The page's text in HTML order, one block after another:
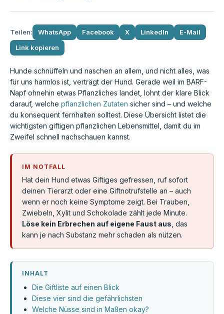
Teilen: WhatsApp Facebook X LinkedIn
E-Mail
Link kopieren
Hunde schnüffeln und naschen an allem, und nicht alles, was
für uns harmlos ist, verträgt der Hund. Gerade weil im BARF-
Napf ohnehin etwas Pflanzliches landet, lohnt der klare Blick
darauf, welche pflanzlichen Zutaten sicher sind – und welche
du konsequent fernhalten solltest. Diese Übersicht listet die
wichtigsten giftigen pflanzlichen Lebensmittel, damit du im
Zweifel schnell nachschauen kannst.
IM NOTFALL
Hat dein Hund etwas Giftiges gefressen, ruf sofort
deinen Tierarzt oder eine Giftnotrufstelle an – auch
wenn er noch keine Symptome zeigt. Bei Trauben,
Zwiebeln, Xylit und Schokolade zählt jede Minute.
Löse kein Erbrechen auf eigene Faust aus , das
kann je nach Substanz mehr schaden als nützen.
INHALT
Die Giftliste auf einen Blick
Diese vier sind die gefährlichsten
Welche Nüsse sind in Maßen okay?